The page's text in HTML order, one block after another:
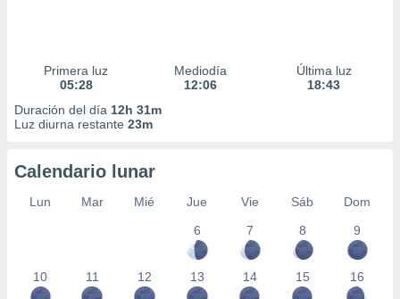
Primera luz
05:28
Mediodía
12:06
Última luz
18:43
Duración del día 12h 31m
Luz diurna restante 23m
Calendario lunar
Lun Mar Mié Jue Vie Sáb
Dom
6
7 8 9
10 11 12 13 14 15 16